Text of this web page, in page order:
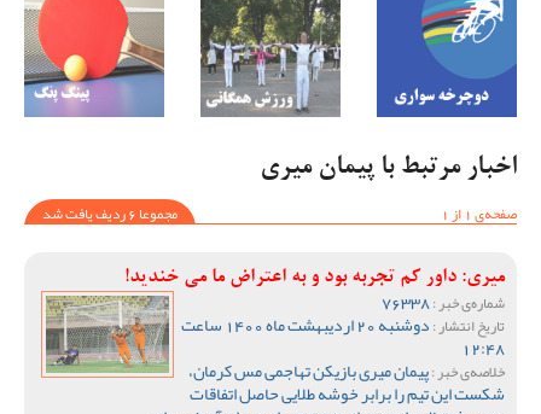
اخبار مرتبط با پیمان میری
صفحه‌ی 1 از 1
مجموعا 6 ردیف یافت شد
میری: داور کم تجربه بود و به اعتراض ما می خندید!
شماره‌ی خبر :
تاریخ انتشار : دوشنبه 20 اردیبهشت ماه 1400 ساعت
12:48
خلاصه‌ی خبر :پیمان میری بازیکن تهاجمی مس کرمان،
شکست این تیم را برابر خوشه طلایی حاصل اتفاقات